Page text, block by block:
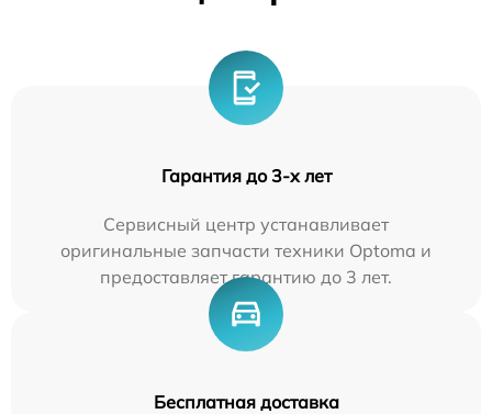
Гарантия до 3-х лет
Сервисный центр устанавливает
оригинальные запчасти техники Optoma и
предоставляет гарантию до 3 лет.
Бесплатная доставка